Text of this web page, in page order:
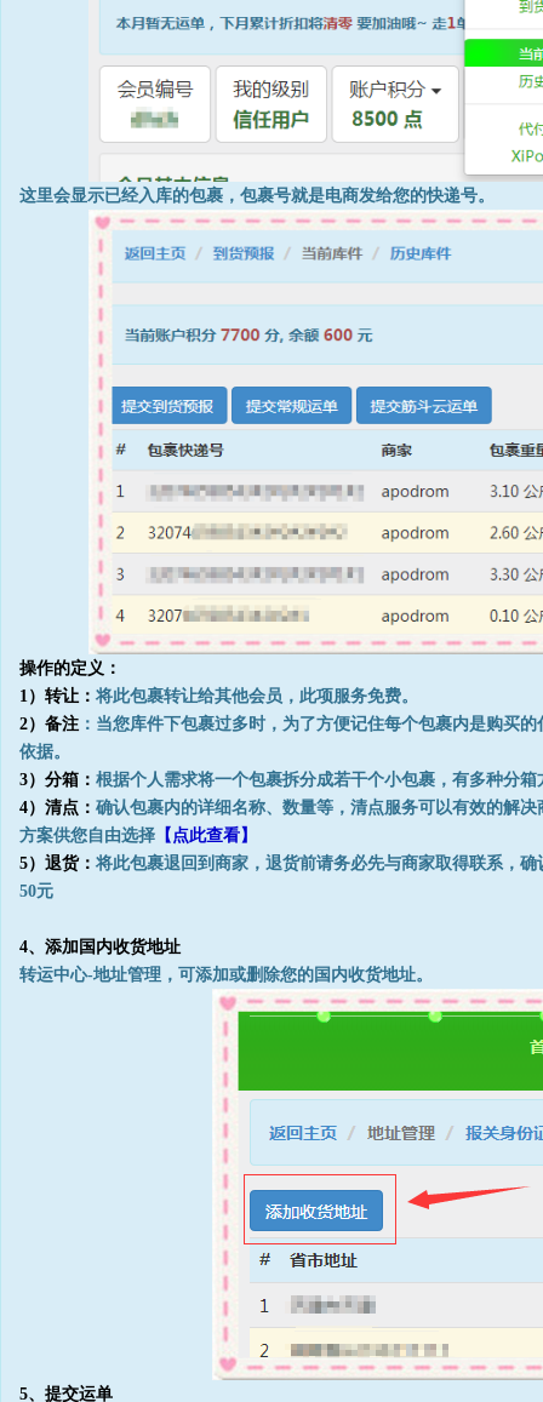
这里会显示已经入库的包裹，包裹号就是电商发给您的快递号。
操作的定义：
1）转让： 将此包裹转让给其他会员，此项服务免费。
2）备注 ：当您库件下包裹过多时，为了方便记住每个包裹内是购买
依据。
3）分箱： 根据个人需求将一个包裹拆分成若干个小包裹，有多种分
4）清点： 确认包裹内的详细名称、数量等，清点服务可以有效的解
方案供您自由选择 【点此查看】
5）退货： 将此包裹退回到商家，退货前请务必先与商家取得联系，
50元
4、添加国内收货地址
转运中心-地址管理，可添加或删除您的国内收货地址。
5、提交运单